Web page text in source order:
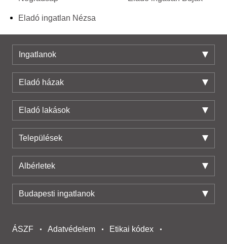
Eladó ingatlan Nézsa
Ingatlanok
Eladó házak
Eladó lakások
Települések
Albérletek
Budapesti ingatlanok
ÁSZF Adatvédelem Etikai kódex